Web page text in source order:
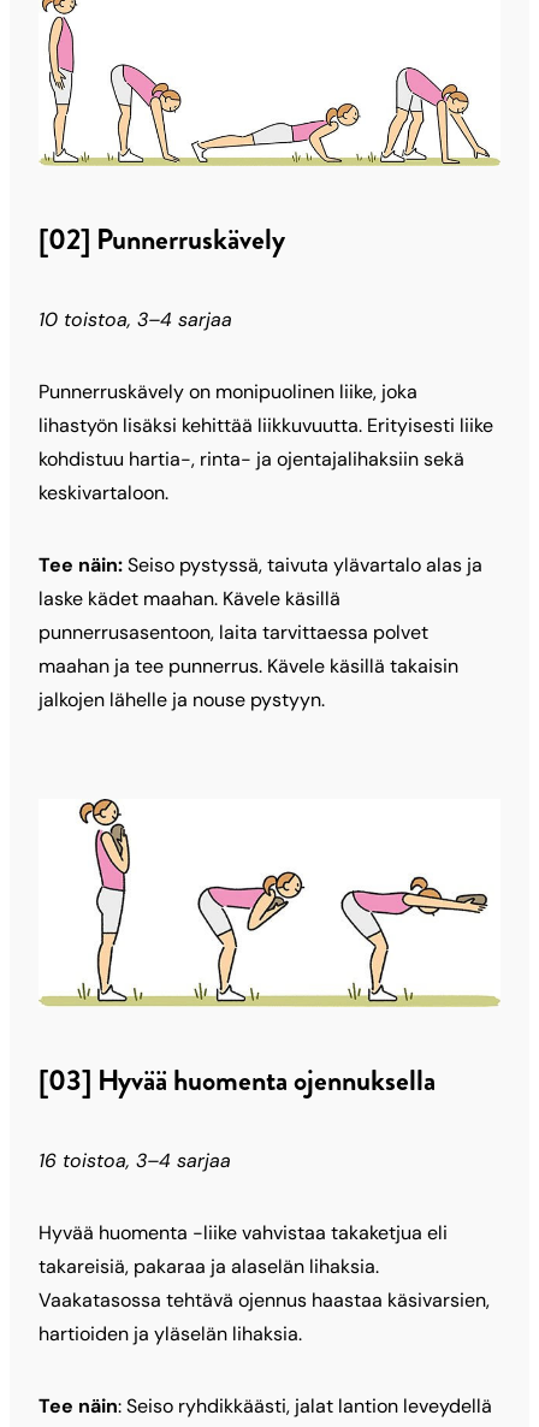
[02] Punnerruskävely
10 toistoa, 3–4 sarjaa
Punnerruskävely on monipuolinen liike, joka
lihastyön lisäksi kehittää liikkuvuutta. Erityisesti liike
kohdistuu hartia-, rinta- ja ojentajalihaksiin sekä
keskivartaloon.
Tee näin:Seiso pystyssä, taivuta ylävartalo alas ja
laske kädet maahan. Kävele käsillä
punnerrusasentoon, laita tarvittaessa polvet
maahan ja tee punnerrus. Kävele käsillä takaisin
jalkojen lähelle ja nouse pystyyn.
[03] Hyvää huomenta ojennuksella
16 toistoa, 3–4 sarjaa
Hyvää huomenta -liike vahvistaa takaketjua eli
takareisiä, pakaraa ja alaselän lihaksia.
Vaakatasossa tehtävä ojennus haastaa käsivarsien,
hartioiden ja yläselän lihaksia.
Tee näin: Seiso ryhdikkäästi, jalat lantion leveydellä